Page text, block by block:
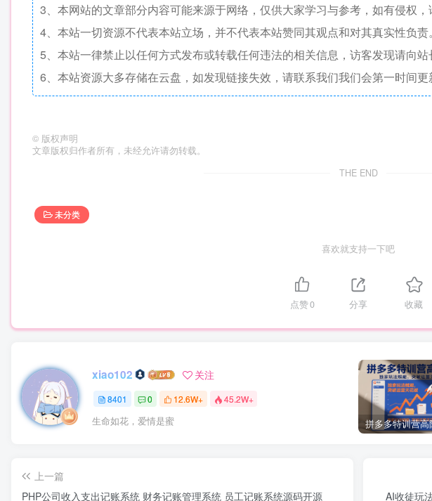
3、本网站的文章部分内容可能来源于网络，仅供大家学习与参考，如有侵权，
4、本站一切资源不代表本站立场，并不代表本站赞同其观点和对其真实性负责。
5、本站一律禁止以任何方式发布或转载任何违法的相关信息，访客发现请向站
6、本站资源大多存储在云盘，如发现链接失效，请联系我们我们会第一时间更
© 版权声明
文章版权归作者所有，未经允许请勿转载。
THE END
未分类
喜欢就支持一下吧
点赞0 分享 收藏
xiao102 关注
8401 0 12.6W+ 45.2W+
生命如花，爱情是蜜
上一篇
PHP公司收入支出记账系统 财务记账管理系统 员工记账系统源码开源
AI收徒玩